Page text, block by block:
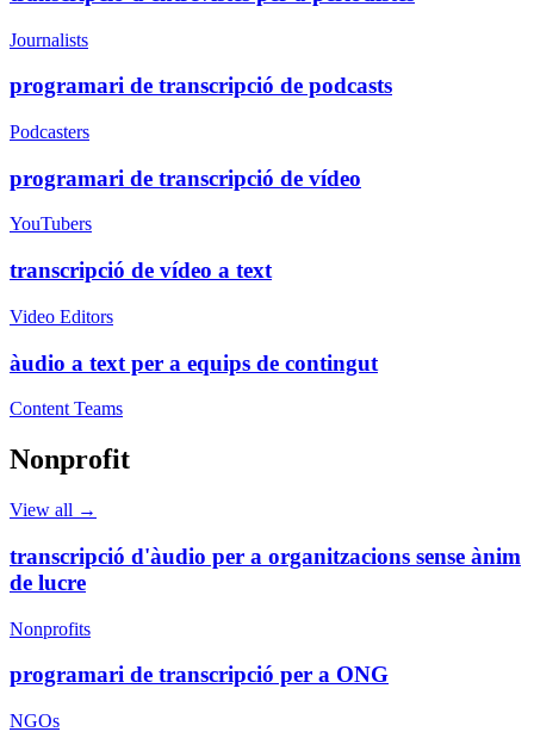
Journalists
programari de transcripció de podcasts
Podcasters
programari de transcripció de vídeo
YouTubers
transcripció de vídeo a text
Video Editors
àudio a text per a equips de contingut
Content Teams
Nonprofit
View all →
transcripció d'àudio per a organitzacions sense ànim
de lucre
Nonprofits
programari de transcripció per a ONG
NGOs